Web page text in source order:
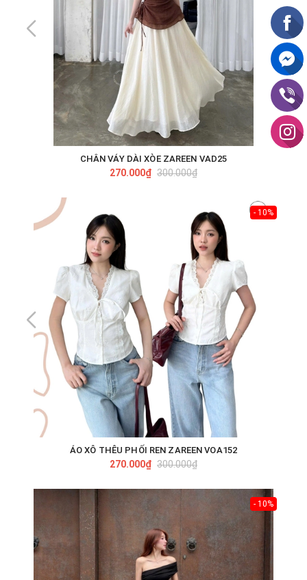
CHÂN VÁY DÀI XÒE ZAREEN VAD25
270.000₫ 300.000₫
- 10%
ÁO XÔ THÊU PHỐI REN ZAREEN VOA152
270.000₫ 300.000₫
- 10%